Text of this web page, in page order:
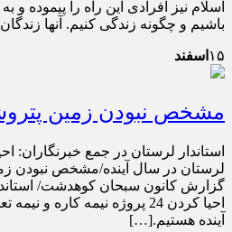
اسلام نيز افرادى اين راه را پيموده و
باشيم و چگونه زندگى كنيم. آنها
۱۵ اسفند
مشخص نبودن زمین
لرستان در سال آینده/مشخص نبودن
گزارش کانون سبحان کوهدشت/
احیا کردن 24 پروژه نیمه کاره
آینده هستیم.[…]